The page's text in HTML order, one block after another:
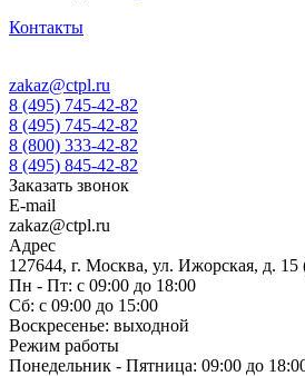
Контакты
zakaz@ctpl.ru
8 (495) 745-42-82
8 (495) 745-42-82
8 (800) 333-42-82
8 (495) 845-42-82
Заказать звонок
E-mail
zakaz@ctpl.ru
Адрес
127644, г. Москва, ул. Ижорская, д.
Пн - Пт: с 09:00 до 18:00
Сб: с 09:00 до 15:00
Воскресенье: выходной
Режим работы
Понедельник - Пятница: 09:00 до